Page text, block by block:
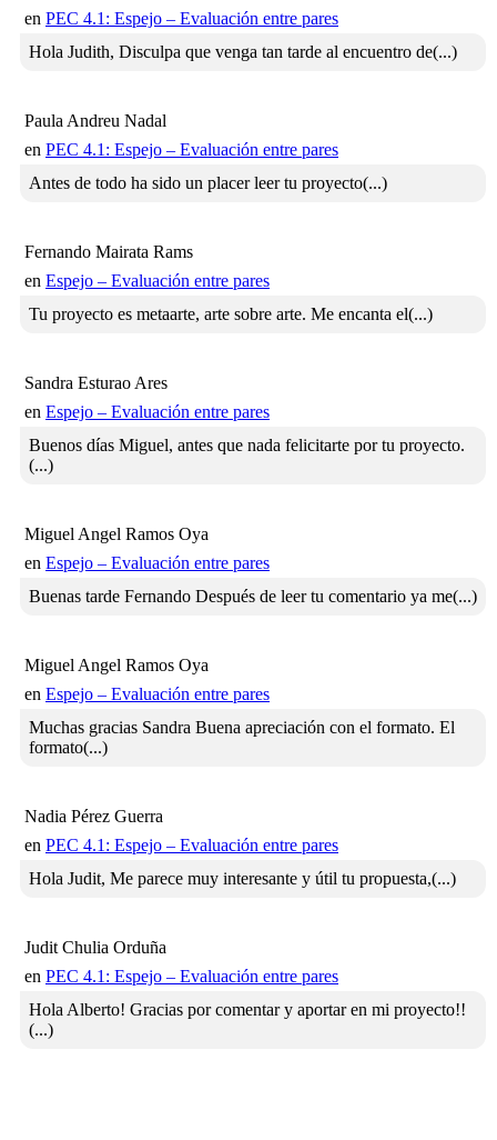
en PEC 4.1: Espejo – Evaluación entre pares
Hola Judith, Disculpa que venga tan tarde al encuentro de(...)
Paula Andreu Nadal
en PEC 4.1: Espejo – Evaluación entre pares
Antes de todo ha sido un placer leer tu proyecto(...)
Fernando Mairata Rams
en Espejo – Evaluación entre pares
Tu proyecto es metaarte, arte sobre arte. Me encanta el(...)
Sandra Esturao Ares
en Espejo – Evaluación entre pares
Buenos días Miguel, antes que nada felicitarte por tu proyecto.
(...)
Miguel Angel Ramos Oya
en Espejo – Evaluación entre pares
Buenas tarde Fernando Después de leer tu comentario ya me(...)
Miguel Angel Ramos Oya
en Espejo – Evaluación entre pares
Muchas gracias Sandra Buena apreciación con el formato. El
formato(...)
Nadia Pérez Guerra
en PEC 4.1: Espejo – Evaluación entre pares
Hola Judit, Me parece muy interesante y útil tu propuesta,(...)
Judit Chulia Orduña
en PEC 4.1: Espejo – Evaluación entre pares
Hola Alberto! Gracias por comentar y aportar en mi proyecto!!
(...)